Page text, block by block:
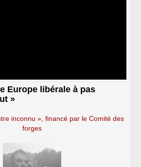
Europe libérale à pas
»
inconnu », financé par le Comité des
forges